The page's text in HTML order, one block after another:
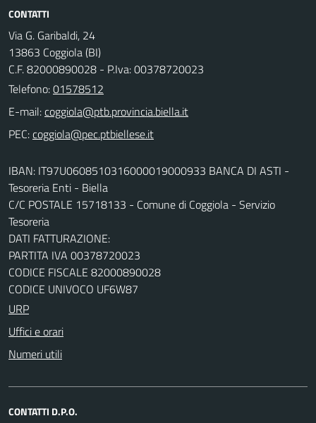
CONTATTI
Via G. Garibaldi, 24
13863 Coggiola (BI)
C.F. 82000890028 - P.Iva: 00378720023
Telefono:01578512
E-mail:
PEC:
IBAN: IT97U0608510316000019000933 BANCA DI ASTI -
Tesoreria Enti - Biella
C/C POSTALE 15718133 - Comune di Coggiola - Servizio
Tesoreria
DATI FATTURAZIONE:
PARTITA IVA 00378720023
CODICE FISCALE 82000890028
CODICE UNIVOCO UF6W87
URP
Uffici e orari
Numeri utili
CONTATTI D.P.O.